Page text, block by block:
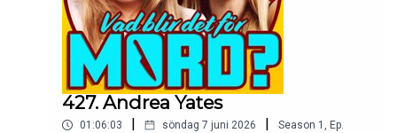
427. Andrea Yates
01:06:03 söndag 7 juni 2026 Season 1 , Ep.